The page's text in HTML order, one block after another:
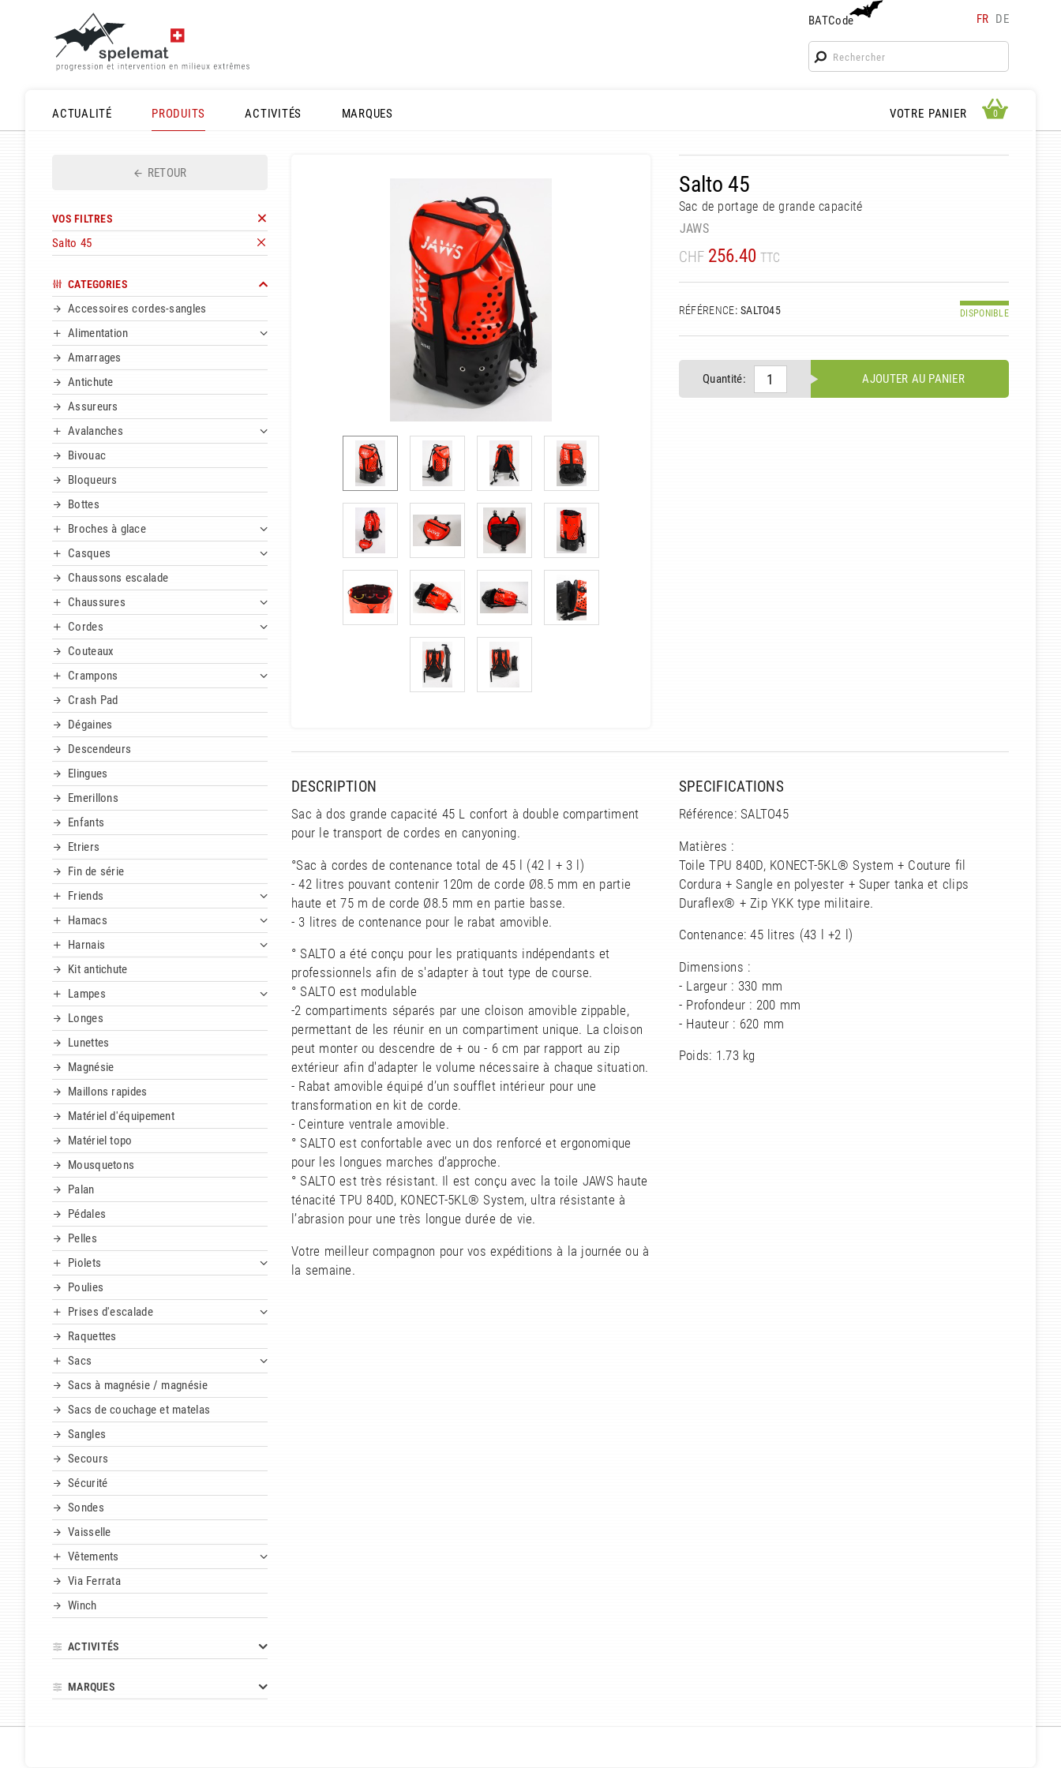
BATCode FR DE
BATCode
Rentrez votre BATCode et validez
ACTUALITÉ
PRODUITS ACTIVITÉS MARQUES VOTRE PANIER 0 0
RETOUR
VOS FILTRES
Salto 45
CATEGORIES
Accessoires cordes-sangles
Alimentation
Amarrages
Antichute
Assureurs
Avalanches
Bivouac
Bloqueurs
Bottes
Broches à glace
Casques
Chaussons escalade
Chaussures
Cordes
Couteaux
Crampons
Crash Pad
Dégaines
Descendeurs
Elingues
Emerillons
Enfants
Etriers
Fin de série
Friends
Hamacs
Harnais
Kit antichute
Lampes
Longes
Lunettes
Magnésie
Maillons rapides
Matériel d'équipement
Matériel topo
Mousquetons
Palan
Pédales
Pelles
Piolets
Poulies
Prises d'escalade
Raquettes
Sacs
Sacs à magnésie / magnésie
Sacs de couchage et matelas
Sangles
Secours
Sécurité
Sondes
Vaisselle
Vêtements
Via Ferrata
Winch
ACTIVITÉS
MARQUES
Salto 45
Sac de portage de grande capacité
JAWS
CHF 256.40 TTC
RÉFÉRENCE: SALTO45 DISPONIBLE
Quantité: AJOUTER AU PANIER
DESCRIPTION
Sac à dos grande capacité 45 L confort à double compartiment
pour le transport de cordes en canyoning.
°Sac à cordes de contenance total de 45 l (42 l + 3 l)
- 42 litres pouvant contenir 120m de corde Ø8.5 mm en partie
haute et 75 m de corde Ø8.5 mm en partie basse.
- 3 litres de contenance pour le rabat amovible.
° SALTO a été conçu pour les pratiquants indépendants et
professionnels afin de s'adapter à tout type de course.
° SALTO est modulable
-2 compartiments séparés par une cloison amovible zippable,
permettant de les réunir en un compartiment unique. La cloison
peut monter ou descendre de + ou - 6 cm par rapport au zip
extérieur afin d'adapter le volume nécessaire à chaque situation.
- Rabat amovible équipé d’un soufflet intérieur pour une
transformation en kit de corde.
- Ceinture ventrale amovible.
° SALTO est confortable avec un dos renforcé et ergonomique
pour les longues marches d’approche.
° SALTO est très résistant. Il est conçu avec la toile JAWS haute
ténacité TPU 840D, KONECT-5KL® System, ultra résistante à
l’abrasion pour une très longue durée de vie.
Votre meilleur compagnon pour vos expéditions à la journée ou à
la semaine.
SPECIFICATIONS
Référence: SALTO45
Matières :
Toile TPU 840D, KONECT-5KL® System + Couture fil
Cordura + Sangle en polyester + Super tanka et clips
Duraflex® + Zip YKK type militaire.
Contenance: 45 litres (43 l +2 l)
Dimensions :
- Largeur : 330 mm
- Profondeur : 200 mm
- Hauteur : 620 mm
Poids: 1.73 kg